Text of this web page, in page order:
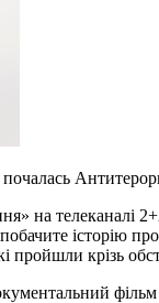
почалась
на телеканалі
історію
крізь
фільм